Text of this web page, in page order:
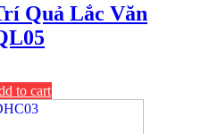
Quả Lắc Văn
to cart